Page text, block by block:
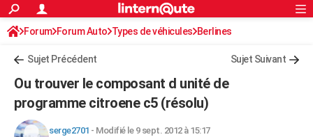
ACTUALITÉS
Politique
Société
Faits Divers
Education
Monde
Villes
+
FINANCE
Retraite
Impôts
Epargne
Immobilier
Risques naturels par ville
Banque
Assurance
Crédit
AUTO
S'inscrire
Connexion
Forum Forum Auto Types de véhicules Berlines
Sujet Précédent Sujet Suivant
Ou trouver le composant d unité de
programme citroene c5 (résolu)
serge2701 - Modifié le 9 sept. 2012 à 15:17